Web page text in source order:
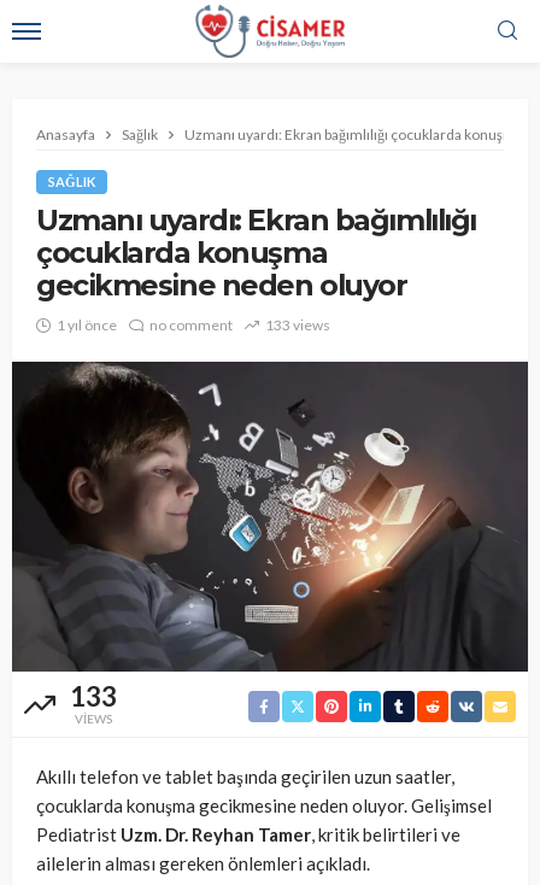
Anasayfa Sağlık Uzmanı uyardı: Ekran bağımlılığı çocuklarda
SAĞLIK
Uzmanı uyardı: Ekran bağımlılığı
çocuklarda konuşma
gecikmesine neden oluyor
1 yıl önce no comment 133 views
133
VIEWS
Akıllı telefon ve tablet başında geçirilen uzun saatler,
çocuklarda konuşma gecikmesine neden oluyor. Gelişimsel
Pediatrist Uzm. Dr. Reyhan Tamer, kritik belirtileri ve
ailelerin alması gereken önlemleri açıkladı.